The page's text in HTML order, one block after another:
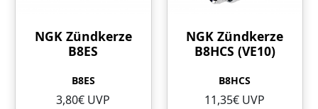
NGK Zündkerze
B8ES
B8ES
3,80€ UVP
NGK Zündkerze
B8HCS (VE10)
B8HCS
11,35€ UVP